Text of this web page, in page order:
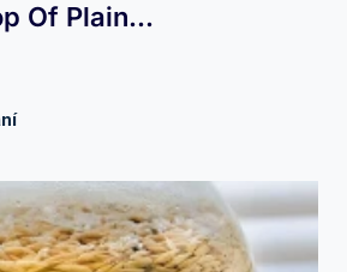
Of Plain...